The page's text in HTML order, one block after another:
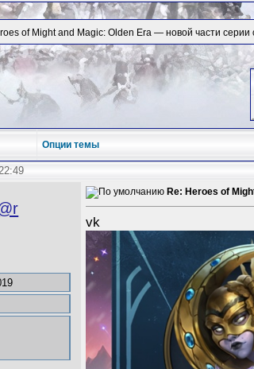
of Might and Magic: Olden Era — новой части серии
Опции темы
Re: Heroes of
vk